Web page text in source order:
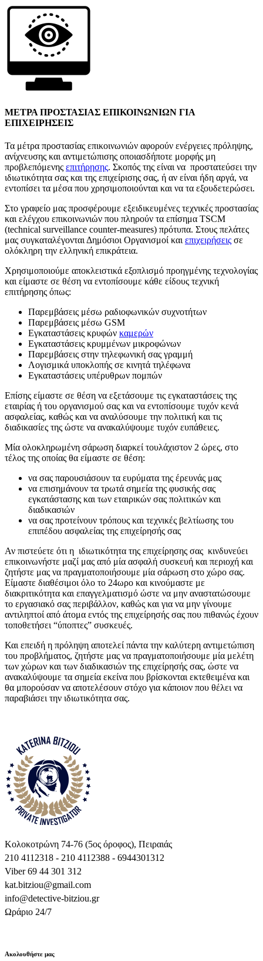
ΜΕΤΡΑ ΠΡΟΣΤΑΣΙΑΣ ΕΠΙΚΟΙΝΩΝΙΩΝ ΓΙΑ
ΕΠΙΧΕΙΡΗΣΕΙΣ
Τα μέτρα προστασίας επικοινωνιών αφορούν ενέργειες πρόληψης,
ανίχνευσης και αντιμετώπισης οποιασδήποτε μορφής μη
προβλεπόμενης επιτήρησης. Σκοπός της είναι να προστατεύσει την
ιδιωτικότητα σας και της επιχείρισης σας, ή αν είναι ήδη αργά, να
εντοπίσει τα μέσα που χρησιμοποιούνται και να τα εξουδετερώσει.
Στο γραφείο μας προσφέρουμε εξειδικευμένες τεχνικές προστασίας
και ελέγχου επικοινωνιών που πληρούν τα επίσημα TSCM
(technical surveillance counter-measures) πρότυπα. Στους πελάτες
μας συγκαταλέγονται Δημόσιοι Οργανισμοί και επιχειρήσεις σε
ολόκληρη την ελληνική επικράτεια.
Χρησιμοποιούμε αποκλειστικά εξοπλισμό προηγμένης τεχνολογίας
και είμαστε σε θέση να εντοπίσουμε κάθε είδους τεχνική
επιτήρησης όπως:
Παρεμβάσεις μέσω ραδιοφωνικών συχνοτήτων
Παρεμβάσεις μέσω GSM
Εγκαταστάσεις κρυφών καμερών
Εγκαταστάσεις κρυμμένων μικροφώνων
Παρεμβάσεις στην τηλεφωνική σας γραμμή
Λογισμικά υποκλοπής σε κινητά τηλέφωνα
Εγκαταστάσεις υπέρυθρων πομπών
Επίσης είμαστε σε θέση να εξετάσουμε τις εγκαταστάσεις της
εταιρίας ή του οργανισμού σας και να εντοπίσουμε τυχόν κενά
ασφαλείας, καθώς και να αναλύσουμε την πολιτική και τις
διαδικασίες της ώστε να ανακαλύψουμε τυχόν ευπάθειες.
Μία ολοκληρωμένη σάρωση διαρκεί τουλάχιστον 2 ώρες, στο
τέλος της οποίας θα είμαστε σε θέση:
να σας παρουσιάσουν τα ευρύματα της έρευνάς μας
να επισημάνουν τα τρωτά σημεία της φυσικής σας
εγκατάστασης και των εταιρικών σας πολιτικών και
διαδικασιών
να σας προτείνουν τρόπους και τεχνικές βελτίωσης του
επιπέδου ασφαλείας της επιχείρησής σας
Αν πιστεύετε ότι η ιδιωτικότητα της επιχείρησης σας κινδυνεύει
επικοινωνήστε μαζί μας από μία ασφαλή συσκευή και περιοχή και
ζητήστε μας να πραγματοποιήσουμε μία σάρωση στο χώρο σας.
Είμαστε διαθέσιμοι όλο το 24ωρο και κινούμαστε με
διακριτικότητα και επαγγελματισμό ώστε να μην αναστατώσουμε
το εργασιακό σας περιβάλλον, καθώς και για να μην γίνουμε
αντιληπτοί από άτομα εντός της επιχείρησής σας που πιθανώς έχουν
τοποθετήσει “ύποπτες” συσκευές.
Και επειδή η πρόληψη αποτελεί πάντα την καλύτερη αντιμετώπιση
του προβλήματος, ζητήστε μας να πραγματοποιήσουμε μία μελέτη
των χώρων και των διαδικασιών της επιχείρησής σας, ώστε να
ανακαλύψουμε τα σημεία εκείνα που βρίσκονται εκτεθειμένα και
θα μπορούσαν να αποτελέσουν στόχο για κάποιον που θέλει να
παραβιάσει την ιδιωτικότητα σας.
Κολοκοτρώνη 74-76 (5ος όροφος), Πειραιάς
210 4112318 - 210 4112388 - 6944301312
Viber 69 44 301 312
kat.bitziou@gmail.com
info@detective-bitziou.gr
Ωράριο 24/7
Ακολουθήστε μας